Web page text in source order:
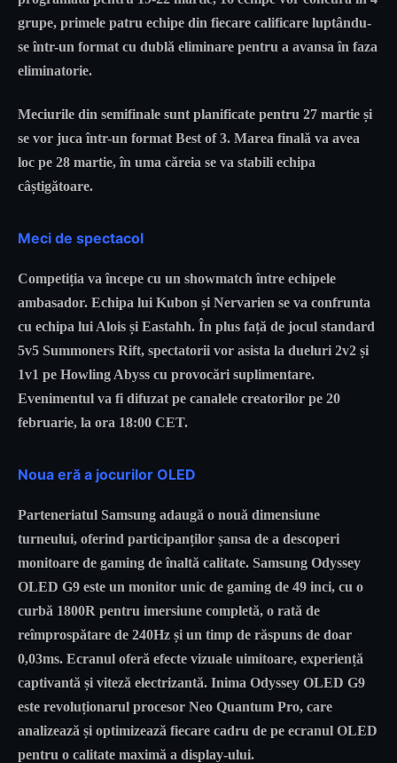
grupe, primele patru echipe din fiecare calificare luptându-
se într-un format cu dublă eliminare pentru a avansa în faza
eliminatorie.
Meciurile din semifinale sunt planificate pentru 27 martie și
se vor juca într-un format Best of 3. Marea finală va avea
loc pe 28 martie, în uma căreia se va stabili echipa
câștigătoare.
Meci de spectacol
Competiția va începe cu un showmatch între echipele
ambasador. Echipa lui Kubon și Nervarien se va confrunta
cu echipa lui Alois și Eastahh. În plus față de jocul standard
5v5 Summoners Rift, spectatorii vor asista la dueluri 2v2 și
1v1 pe Howling Abyss cu provocări suplimentare.
Evenimentul va fi difuzat pe canalele creatorilor pe 20
februarie, la ora 18:00 CET.
Noua eră a jocurilor OLED
Parteneriatul Samsung adaugă o nouă dimensiune
turneului, oferind participanților șansa de a descoperi
monitoare de gaming de înaltă calitate. Samsung Odyssey
OLED G9 este un monitor unic de gaming de 49 inci, cu o
curbă 1800R pentru imersiune completă, o rată de
reîmprospătare de 240Hz și un timp de răspuns de doar
0,03ms. Ecranul oferă efecte vizuale uimitoare, experiență
captivantă și viteză electrizantă. Inima Odyssey OLED G9
este revoluționarul procesor Neo Quantum Pro, care
analizează și optimizează fiecare cadru de pe ecranul OLED
pentru o calitate maximă a display-ului.